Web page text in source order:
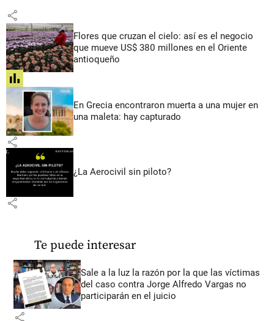
share
Flores que cruzan el cielo: así es el negocio
que mueve US$ 380 millones en el Oriente
antioqueño
share
En Grecia encontraron muerta a una mujer en
una maleta: hay capturado
share
¿La Aerocivil sin piloto?
share
Te puede interesar
Sale a la luz la razón por la que las víctimas
del caso contra Jorge Alfredo Vargas no
participarán en el juicio
share